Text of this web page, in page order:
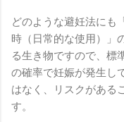
どのような避妊法にも
時（日常的な使用）」
る生き物ですので、標
の確率で妊娠が発生し
はなく、リスクがある
す。